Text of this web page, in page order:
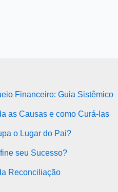
Financeiro: Guia Sistêmico
as Causas e como Curá-las
o Lugar do Pai?
seu Sucesso?
Reconciliação